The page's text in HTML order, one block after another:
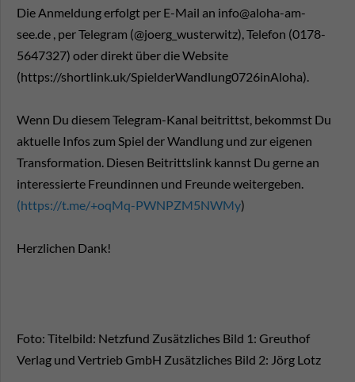
Die Anmeldung erfolgt per E-Mail an info@aloha-am-
see.de , per Telegram (@joerg_wusterwitz), Telefon (0178-
5647327) oder direkt über die Website
(https://shortlink.uk/SpielderWandlung0726inAloha).
Wenn Du diesem Telegram-Kanal beitrittst, bekommst Du
aktuelle Infos zum Spiel der Wandlung und zur eigenen
Transformation. Diesen Beitrittslink kannst Du gerne an
interessierte Freundinnen und Freunde weitergeben.
(https://t.me/+oqMq-PWNPZM5NWMy)
Herzlichen Dank!
Foto: Titelbild: Netzfund Zusätzliches Bild 1: Greuthof
Verlag und Vertrieb GmbH Zusätzliches Bild 2: Jörg Lotz